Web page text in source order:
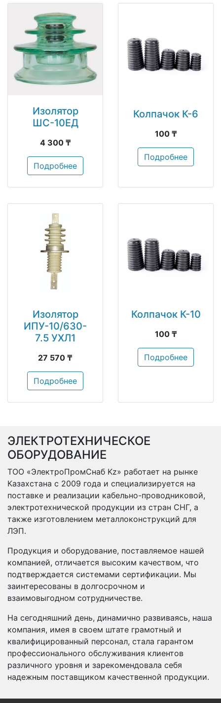
Изолятор
ШС-10ЕД
4 300 ₸
Подробнее
Колпачок К-6
100 ₸
Подробнее
Изолятор
ИПУ-10/630-
7.5 УХЛ1
27 570 ₸
Подробнее
Колпачок К-10
100 ₸
Подробнее
ЭЛЕКТРОТЕХНИЧЕСКОЕ
ОБОРУДОВАНИЕ
ТОО «ЭлектроПромСнаб Kz» работает на рынке
Казахстана с 2009 года и специализируется на
поставке и реализации кабельно-проводниковой,
электротехнической продукции из стран СНГ, а
также изготовлением металлоконструкций для
ЛЭП.
Продукция и оборудование, поставляемое нашей
компанией, отличается высоким качеством, что
подтверждается системами сертификации. Мы
заинтересованы в долгосрочном и
взаимовыгодном сотрудничестве.
На сегодняшний день, динамично развиваясь, наша
компания, имея в своем штате грамотный и
квалифицированный персонал, стала гарантом
профессионального обслуживания клиентов
различного уровня и зарекомендовала себя
надежным поставщиком качественной продукции.